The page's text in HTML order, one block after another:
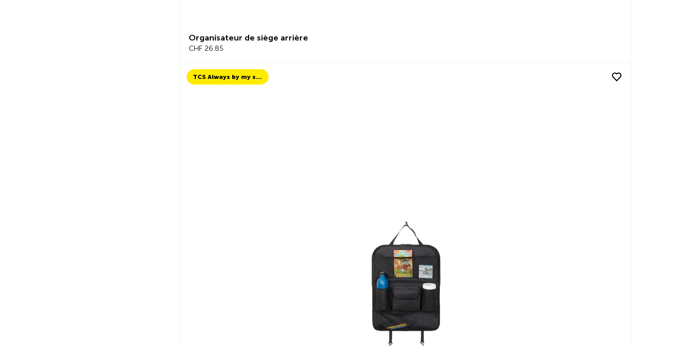
Organisateur de siège arrière
CHF 26.85
TCS Always by my side